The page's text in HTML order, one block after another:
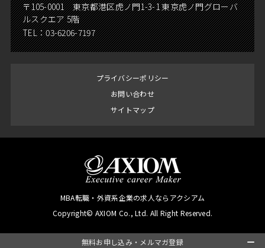
無料お申し込み・メルマガ登録
〒105-0001 東京都港区虎ノ門1-3-1 東京虎ノ門グローバ
ルスクエア 5階
TEL：03-6206-7197
プライバシーポリシー
お問い合わせ
サイトマップ
MBA転職・外資系企業の求人ならアクシアム
Copyright© AXIOM Co., Ltd. All Right Reserved.